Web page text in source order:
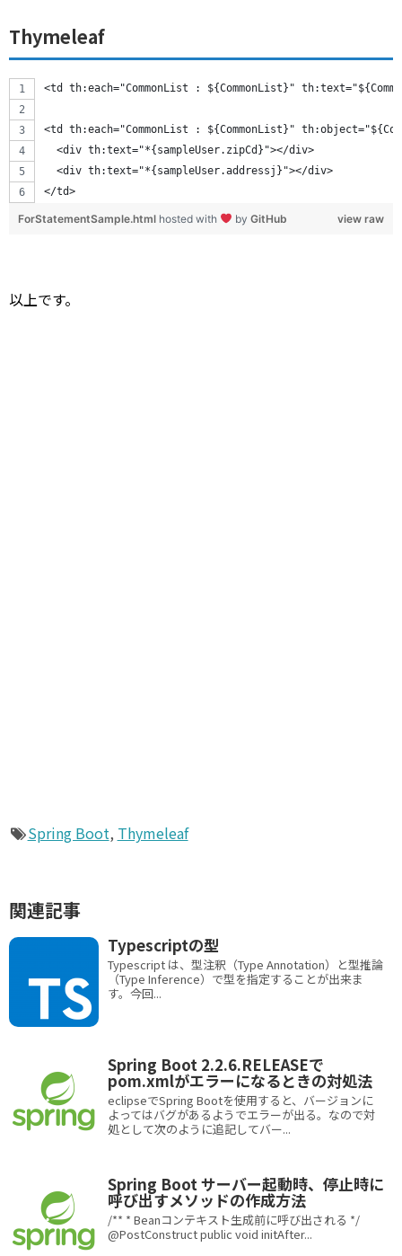
Thymeleaf
<td th:each="CommonList : ${CommonList}"
<td th:each="CommonList : ${CommonList}"
  <div th:text="*{sampleUser.zipCd}"></div>
  <div th:text="*{sampleUser.addressj}"></div>
</td>
view raw
ForStatementSample.html hosted with by GitHub
以上です。
Spring Boot, Thymeleaf
関連記事
Typescriptの型
Typescript は、型注釈（Type Annotation）と型推論
（Type Inference）で型を指定することが出来ま
す。今回...
Spring Boot 2.2.6.RELEASEで
pom.xmlがエラーになるときの対処法
eclipseでSpring Bootを使用すると、バージョンに
よってはバグがあるようでエラーが出る。なので対
処として次のように追記してバー...
Spring Boot サーバー起動時、停止時に
呼び出すメソッドの作成方法
/** * Beanコンテキスト生成前に呼び出される */
@PostConstruct public void initAfter...